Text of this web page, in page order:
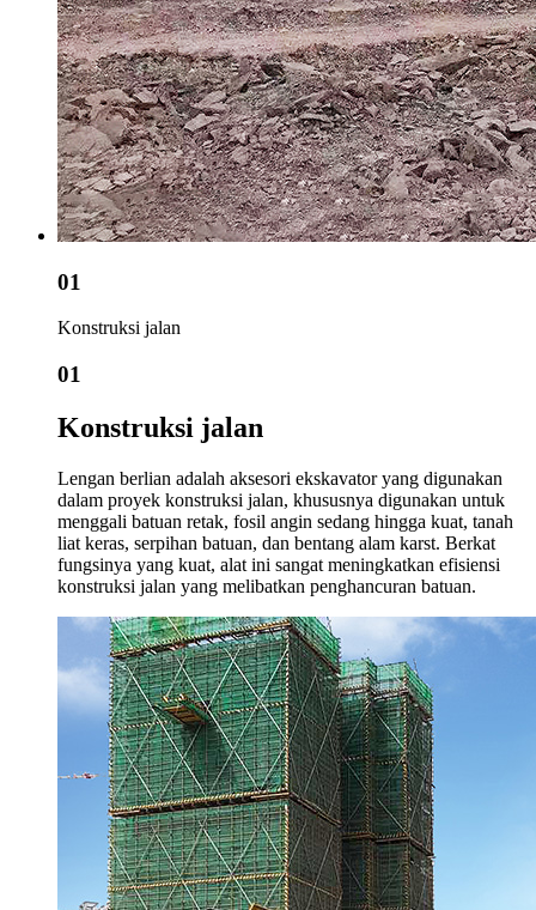
01
Konstruksi jalan
01
Konstruksi jalan
Lengan berlian adalah aksesori ekskavator yang digunakan
dalam proyek konstruksi jalan, khususnya digunakan untuk
menggali batuan retak, fosil angin sedang hingga kuat, tanah
liat keras, serpihan batuan, dan bentang alam karst. Berkat
fungsinya yang kuat, alat ini sangat meningkatkan efisiensi
konstruksi jalan yang melibatkan penghancuran batuan.